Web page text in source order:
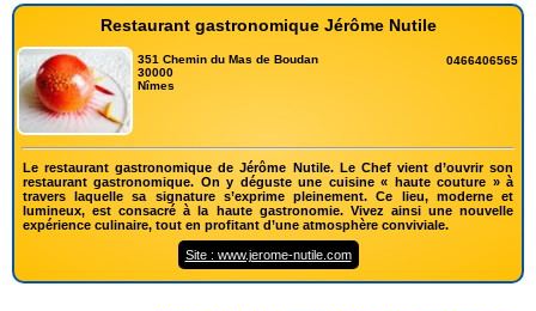
Restaurant gastronomique Jérôme Nutile
351 Chemin du Mas de Boudan
30000
Nîmes
0466406565
Le restaurant gastronomique de Jérôme Nutile. Le Chef vient d’ouvrir son
restaurant gastronomique. On y déguste une cuisine « haute couture » à
travers laquelle sa signature s’exprime pleinement. Ce lieu, moderne et
lumineux, est consacré à la haute gastronomie. Vivez ainsi une nouvelle
expérience culinaire, tout en profitant d’une atmosphère conviviale.
Site : www.jerome-nutile.com